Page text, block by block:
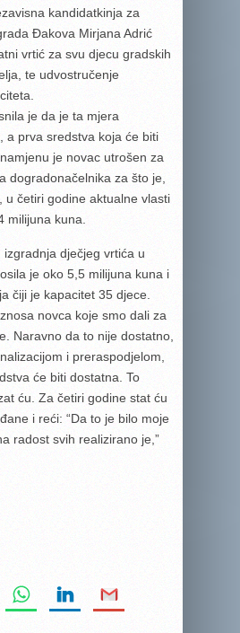
kandidatkinja za
Đakova Mirjana Adrić
vrtić za svu djecu gradskih
te udvostručenje
je da je ta mjera
a prva sredstva koja će biti
je novac utrošen za
dogradonačelnika za što je,
u četiri godine aktualne vlasti
milijuna kuna.
izgradnja dječjeg vrtića u
je oko 5,5 milijuna kuna i
čiji je kapacitet 35 djece.
novca koje smo dali za
Naravno da to nije dostatno,
i preraspodjelom,
će biti dostatna. To
ću. Za četiri godine stat ću
i reći: “Da to je bilo moje
radost svih realizirano je,”